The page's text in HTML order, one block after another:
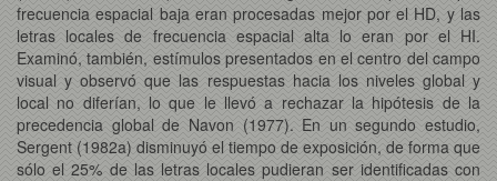
frecuencia espacial baja eran procesadas mejor por el HD, y las
letras locales de frecuencia espacial alta lo eran por el HI.
Examinó, también, estímulos presentados en el centro del campo
visual y observó que las respuestas hacia los niveles global y
local no diferían, lo que le llevó a rechazar la hipótesis de la
precedencia global de Navon (1977). En un segundo estudio,
Sergent (1982a) disminuyó el tiempo de exposición, de forma que
sólo el 25% de las letras locales pudieran ser identificadas con